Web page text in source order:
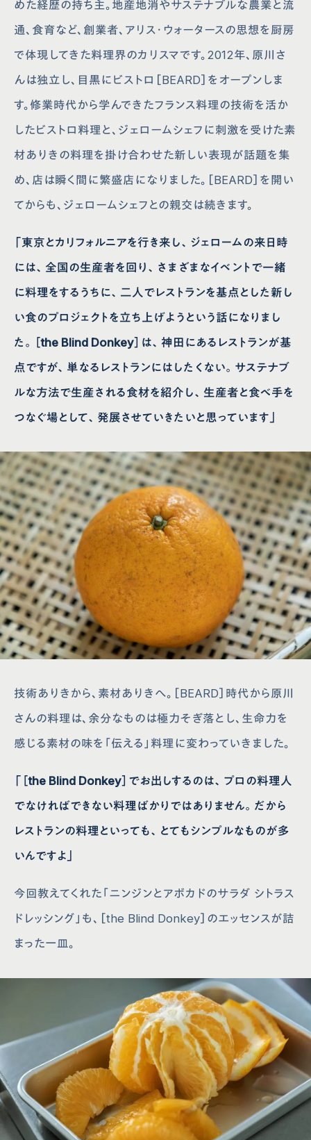
めた経歴の持ち主。地産地消やサステナブルな農業と流
通、食育など、創業者、アリス・ウォータースの思想を厨房
で体現してきた料理界のカリスマです。2012年、原川さ
んは独立し、目黒にビストロ［BEARD］をオープンしま
す。修業時代から学んできたフランス料理の技術を活か
したビストロ料理と、ジェロームシェフに刺激を受けた素
材ありきの料理を掛け合わせた新しい表現が話題を集
め、店は瞬く間に繁盛店になりました。［BEARD］を開い
てからも、ジェロームシェフとの親交は続きます。
「東京とカリフォルニアを行き来し、ジェロームの来日時
には、全国の生産者を回り、さまざまなイベントで一緒
に料理をするうちに、二人でレストランを基点とした新し
い食のプロジェクトを立ち上げようという話になりまし
た。［the Blind Donkey］は、神田にあるレストランが基
点ですが、単なるレストランにはしたくない。サステナブ
ルな方法で生産される食材を紹介し、生産者と食べ手を
つなぐ場として、発展させていきたいと思っています」
技術ありきから、素材ありきへ。［BEARD］時代から原川
さんの料理は、余分なものは極力そぎ落とし、生命力を
感じる素材の味を「伝える」料理に変わっていきました。
「［the Blind Donkey］でお出しするのは、プロの料理人
でなければできない料理ばかりではありません。だから
レストランの料理といっても、とてもシンプルなものが多
いんですよ」
今回教えてくれた「ニンジンとアボカドのサラダ シトラス
ドレッシング」も、［the Blind Donkey］のエッセンスが詰
まった一皿。